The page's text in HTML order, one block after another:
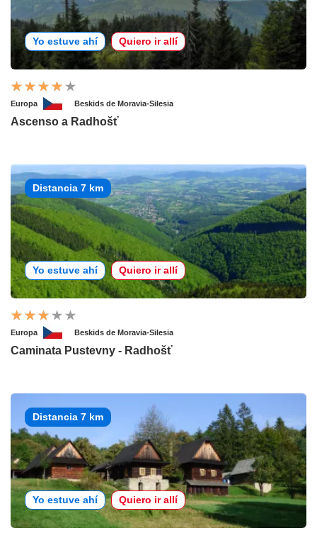
Yo estuve ahí Quiero ir allí
Europa Beskids de Moravia-Silesia
Ascenso a Radhošť
Distancia 7 km
Yo estuve ahí Quiero ir allí
Europa Beskids de Moravia-Silesia
Caminata Pustevny - Radhošť
Distancia 7 km
Yo estuve ahí Quiero ir allí